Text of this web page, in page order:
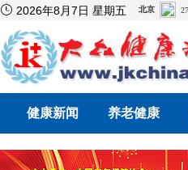
 2026年8月7日 星期五
健康新闻 养老健康